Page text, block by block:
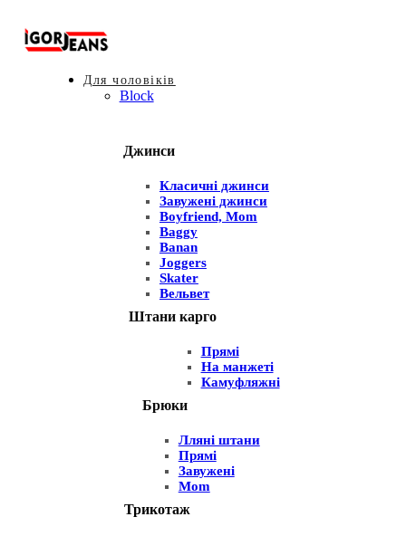
Для чоловіків
Block
Джинси
Класичні джинси
Завужені джинси
Boyfriend, Mom
Baggy
Banan
Joggers
Skater
Вельвет
Штани карго
Прямі
На манжеті
Камуфляжні
Брюки
Лляні штани
Прямі
Завужені
Mom
Трикотаж